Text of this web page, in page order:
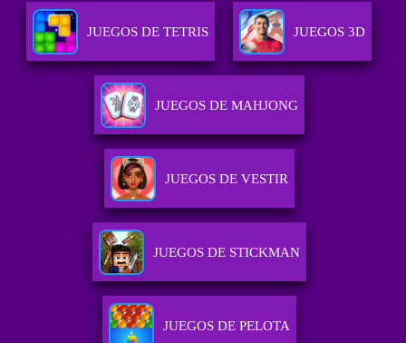
JUEGOS DE TETRIS JUEGOS 3D
JUEGOS DE MAHJONG
JUEGOS DE VESTIR
JUEGOS DE STICKMAN
JUEGOS DE PELOTA